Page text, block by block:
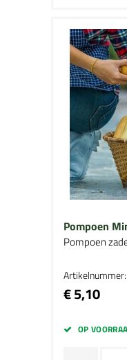
Pompoen
Pompoen
€ 5,10
OP